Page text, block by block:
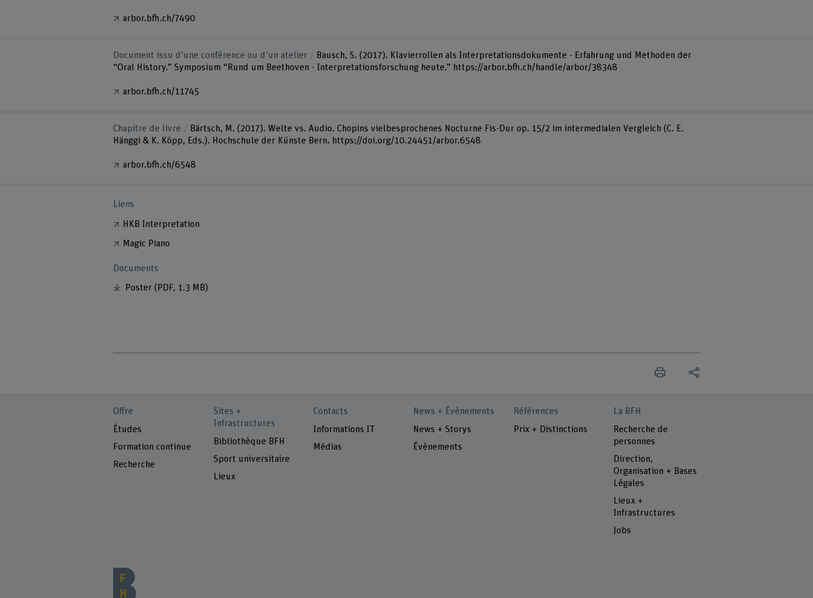
arbor.bfh.ch/7490
Document issu d'une conférence ou d'un atelier
Bausch, S. (2017). Klavierrollen als Interpretationsdokumente - Erfahrung und Methoden der
“Oral History.” Symposium “Rund um Beethoven - Interpretationsforschung heute.” https://arbor.bfh.ch/handle/arbor/38348
arbor.bfh.ch/11745
Chapitre de livre
Bärtsch, M. (2017). Welte vs. Audio. Chopins vielbesprochenes Nocturne Fis-Dur op. 15/2 im intermedialen Vergleich (C. E.
Hänggi & K. Köpp, Eds.). Hochschule der Künste Bern. https://doi.org/10.24451/arbor.6548
arbor.bfh.ch/6548
Liens
HKB Interpretation
Magic Piano
Documents
Poster(PDF, 1.3 MB)
Offre
Études
Formation continue
Recherche
Sites +
Infrastructures
Bibliothèque BFH
Sport universitaire
Lieux
Contacts
Informations IT
Médias
News + Évènements
News + Storys
Évènements
Références
Prix + Distinctions
La BFH
Recherche de
personnes
Direction,
Organisation + Bases
Légales
Lieux +
Infrastructures
Jobs